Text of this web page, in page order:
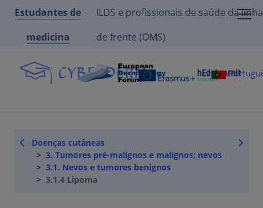
Estudantes de
medicina
ILDS e profissionais de saúde da linha
de frente (OMS)
Doenças cutâneas
3. Tumores pré-malignos e malignos; nevos
3.1. Nevos e tumores benignos
3.1.4 Lipoma